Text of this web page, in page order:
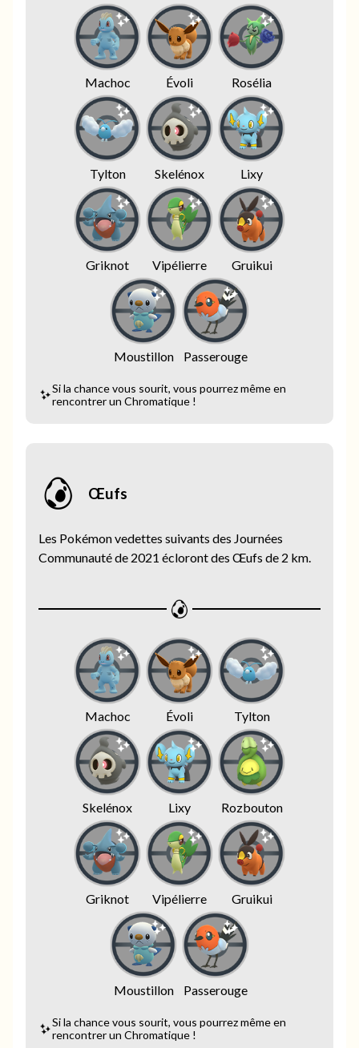
Machoc Évoli Rosélia
Tylton Skelénox Lixy
Griknot Vipélierre Gruikui
Moustillon Passerouge
Si la chance vous sourit, vous pourrez même en
rencontrer un Chromatique !
Œufs
Les Pokémon vedettes suivants des Journées
Communauté de 2021 écloront des Œufs de 2 km.
Machoc Évoli Tylton
Skelénox Lixy Rozbouton
Griknot Vipélierre Gruikui
Moustillon Passerouge
Si la chance vous sourit, vous pourrez même en
rencontrer un Chromatique !